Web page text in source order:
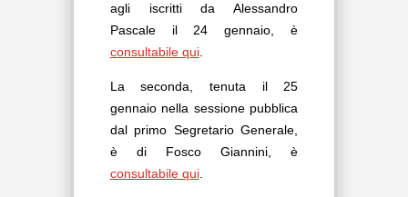
agli iscritti da Alessandro
Pascale il 24 gennaio, è
consultabile qui.
La seconda, tenuta il 25
gennaio nella sessione pubblica
dal primo Segretario Generale,
è di Fosco Giannini, è
consultabile qui.